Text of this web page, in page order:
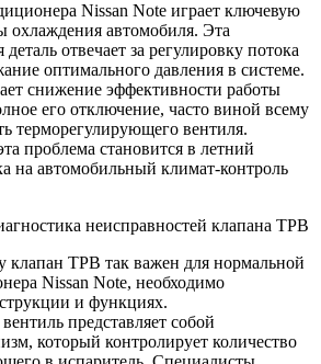
Nissan Note играет ключевую
охлаждения автомобиля. Эта
отвечает за регулировку потока
оптимального давления в системе.
снижение эффективности работы
его отключение, часто виной всему
терморегулирующего вентиля.
проблема становится в летний
на автомобильный климат-контроль
неисправностей клапана ТРВ
клапан ТРВ так важен для нормальной
Nissan Note, необходимо
и функциях.
представляет собой
который контролирует количество